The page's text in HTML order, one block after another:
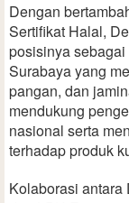
Dengan
Sertifikat Halal,
posisinya
Surabaya yang
pangan, dan
mendukung
nasional serta
terhadap produk
Kolaborasi antara